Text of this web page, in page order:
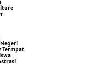
Termpat